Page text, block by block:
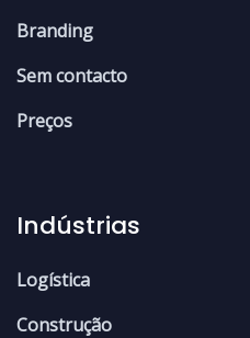
Branding
Sem contacto
Preços
Indústrias
Logística
Construção